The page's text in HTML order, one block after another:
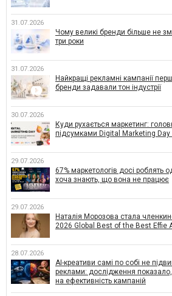
31.07.2026
Чому великі бренди більше не
три роки
31.07.2026
Найкращі рекламні кампанії
бренди задавали тон індустрії
30.07.2026
Куди рухається маркетинг:
підсумками Digital Marketing Day
29.07.2026
67% маркетологів досі роблять
хоча знають, що вона не працює
29.07.2026
Наталія Морозова стала
2026 Global Best of the Best Effie
28.07.2026
AI-креативи самі по собі не
реклами: дослідження
на ефективність кампаній